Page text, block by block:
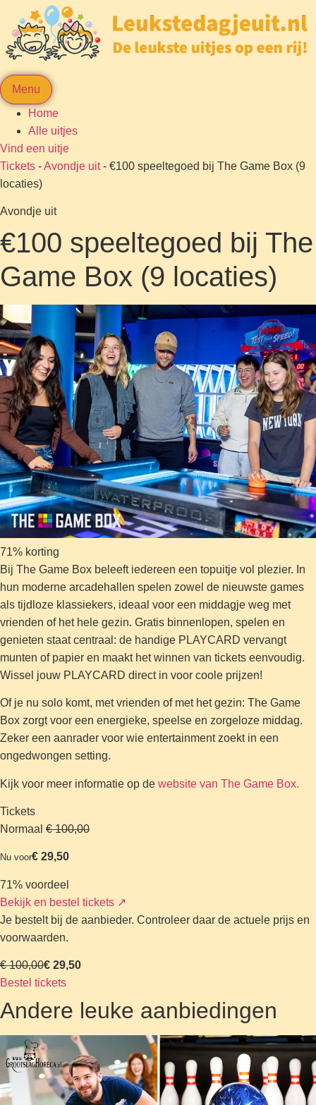
Menu
Home
Alle uitjes
Vind een uitje
Tickets -Avondje uit- €100 speeltegoed bij The Game Box (9
locaties)
Avondje uit
€100 speeltegoed bij The
Game Box (9 locaties)
71% korting
Bij The Game Box beleeft iedereen een topuitje vol plezier. In
hun moderne arcadehallen spelen zowel de nieuwste games
als tijdloze klassiekers, ideaal voor een middagje weg met
vrienden of het hele gezin. Gratis binnenlopen, spelen en
genieten staat centraal: de handige PLAYCARD vervangt
munten of papier en maakt het winnen van tickets eenvoudig.
Wissel jouw PLAYCARD direct in voor coole prijzen!
Of je nu solo komt, met vrienden of met het gezin: The Game
Box zorgt voor een energieke, speelse en zorgeloze middag.
Zeker een aanrader voor wie entertainment zoekt in een
ongedwongen setting.
Kijk voor meer informatie op de website van The Game Box.
Tickets
Normaal € 100,00
Nu voor€ 29,50
71% voordeel
Bekijk en bestel tickets ↗
Je bestelt bij de aanbieder. Controleer daar de actuele prijs en
voorwaarden.
€ 100,00€ 29,50
Bestel tickets
Andere leuke aanbiedingen